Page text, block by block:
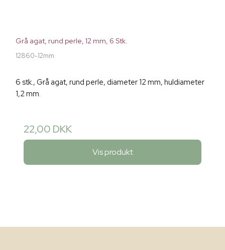
Grå agat, rund perle, 12 mm, 6 Stk.
12860-12mm
6 stk., Grå agat, rund perle, diameter 12 mm, huldiameter
1,2 mm.
22,00 DKK
Vis produkt